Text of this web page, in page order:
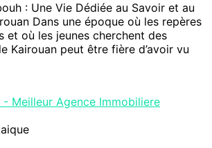
: Une Vie Dédiée au Savoir et au
Dans une époque où les repères
et où les jeunes cherchent des
Kairouan peut être fière d’avoir vu